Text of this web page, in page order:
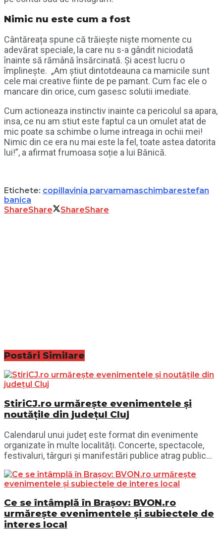
Nimic nu este cum a fost
Cântăreața spune că trăiește niște momente cu
adevărat speciale, la care nu s-a gândit niciodată
înainte să rămână însărcinată. Și acest lucru o
împlinește. „Am știut dintotdeauna ca mamicile sunt
cele mai creative fiinte de pe pamant. Cum fac ele o
mancare din orice, cum gasesc solutii imediate.
Cum actioneaza instinctiv inainte ca pericolul sa apara,
insa, ce nu am stiut este faptul ca un omulet atat de
mic poate sa schimbe o lume intreaga in ochii mei!
Nimic din ce era nu mai este la fel, toate astea datorita
lui!”, a afirmat frumoasa soție a lui Bănică.
Etichete: copillavinia parvamamaschimbarestefan
banica
ShareShare ShareShare
Postări Similare
StiriCJ.ro urmărește evenimentele și
noutățile din județul Cluj
Calendarul unui județ este format din evenimente
organizate în multe localități. Concerte, spectacole,
festivaluri, târguri și manifestări publice atrag public...
Ce se întâmplă în Brașov: BVON.ro
urmărește evenimentele și subiectele de
interes local